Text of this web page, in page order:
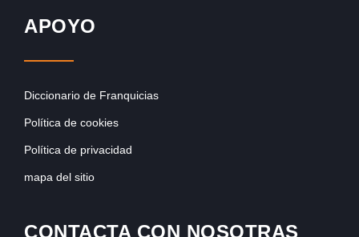
APOYO
Diccionario de Franquicias
Política de cookies
Política de privacidad
mapa del sitio
CONTACTA CON NOSOTRAS